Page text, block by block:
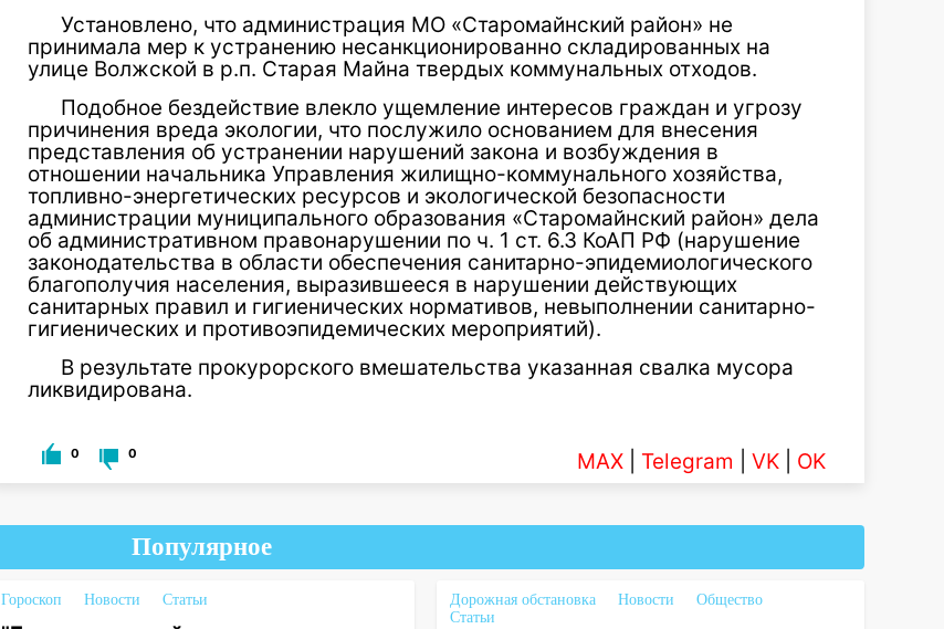
Установлено, что администрация МО «Старомайнский район» не
принимала мер к устранению несанкционированно складированных на
улице Волжской в р.п. Старая Майна твердых коммунальных отходов.
Подобное бездействие влекло ущемление интересов граждан и угрозу
причинения вреда экологии, что послужило основанием для внесения
представления об устранении нарушений закона и возбуждения в
отношении начальника Управления жилищно-коммунального хозяйства,
топливно-энергетических ресурсов и экологической безопасности
администрации муниципального образования «Старомайнский район» дела
об административном правонарушении по ч. 1 ст. 6.3 КоАП РФ (нарушение
законодательства в области обеспечения санитарно-эпидемиологического
благополучия населения, выразившееся в нарушении действующих
санитарных правил и гигиенических нормативов, невыполнении санитарно-
гигиенических и противоэпидемических мероприятий).
В результате прокурорского вмешательства указанная свалка мусора
ликвидирована.
0 0 MAX Telegram VK OK
Популярное
Гороскоп Новости Статьи Дорожная обстановка Новости
Общество
Статьи